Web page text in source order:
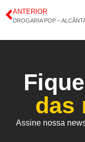
ANTERIOR
das
Assine nossa